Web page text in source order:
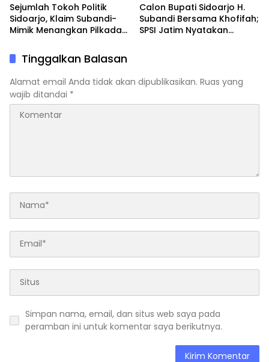
Sejumlah Tokoh Politik
Sidoarjo, Klaim Subandi-
Mimik Menangkan Pilkada
Calon Bupati Sidoarjo H.
Subandi Bersama Khofifah;
SPSI Jatim Nyatakan
Tinggalkan Balasan
Alamat email Anda tidak akan dipublikasikan. Ruas yang
wajib ditandai *
Simpan nama, email, dan situs web saya pada
peramban ini untuk komentar saya berikutnya.